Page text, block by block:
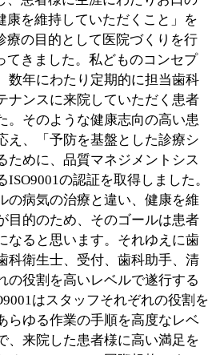
治療と違い、健康を維
め、そのゴールは患者
います。それゆえに歯
、受付、歯科助手、清
高いレベルで遂行する
タッフそれぞれの役割を
業の手順を高度なレベ
た患者様に高い満足を
テムの国際規格です。
く、当院にとっては大
ッフ一丸となり持ち前
ばって認証を取得する
このスタッフ変わった
ていただいているはず
さい。
科口腔外科